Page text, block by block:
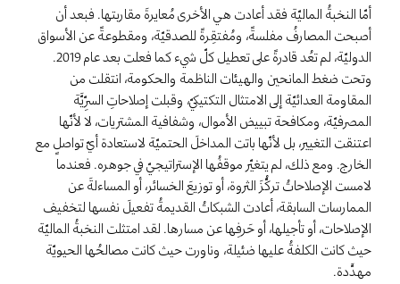
أمّا النخبةُ الماليّة فقد أعادت هي الأخرى مُعايرةَ مقاربتها. فبعد أن
أصبحت المصارفُ مفلسةً، ومُفتقِرةً للصدقيّة، ومقطوعةً عن الأسواق
الدوليّة، لم تعُد قادرةً على تعطيل كلّ شيء كما فعلت بعد عام 2019.
وتحت ضغط المانحين والهيئات الناظمة والحكومة، انتقلت من
المقاومة العدائيّة إلى الامتثال التكتيكيّ، وقبلت إصلاحاتِ السرِّيَّة
المصرفيّة، ومكافحة تبييض الأموال، وشفافية المشتريات، لا لأنّها
اعتنقت التغيير، بل لأنّها باتت المداخلَ الحتميّة لاستعادة أيّ تواصلٍ مع
الخارج. ومع ذلك، لم يتغيّر موقفُها الإستراتيجيّ في جوهره. فعندما
لامست الإصلاحاتُ تركُّزَ الثروة، أو توزيعَ الخسائر، أو المساءلةَ عن
الممارسات السابقة، أعادت الشبكاتُ القديمةُ تفعيلَ نفسها لتخفيف
الإصلاحات، أو تأجيلها، أو حَرفِها عن مسارها. لقد امتثلت النخبةُ الماليّة
حيث كانت الكلفةُ عليها ضئيلة، وناورت حيث كانت مصالحُها الحيويّة
مهدَّدة.